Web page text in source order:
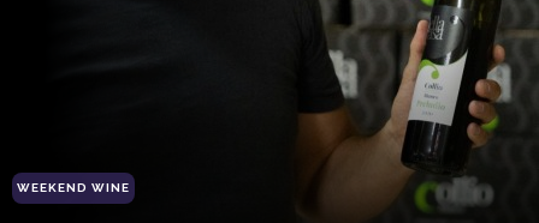
WEEKEND WINE